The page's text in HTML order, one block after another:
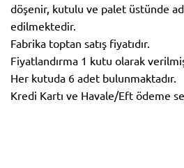
döşenir, kutulu ve palet üstünde
edilmektedir.
Fabrika toptan satış fiyatıdır.
Fiyatlandırma 1 kutu olarak
Her kutuda 6 adet bulunmaktadır.
Kredi Kartı ve Havale/Eft ödeme